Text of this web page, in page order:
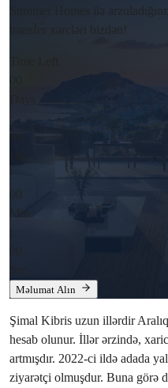
Summer Homes ilə
transfer xərcləri bizdən!
00
:
00
Min
:
00
Məlumat Alın
Şimal Kibris uzun illərdir
hesab olunur. İllər ərzində,
artmışdır. 2022-ci ildə adada
ziyarətçi olmuşdur. Buna görə